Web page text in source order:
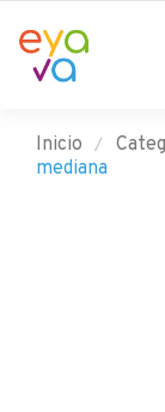
Inicio
mediana